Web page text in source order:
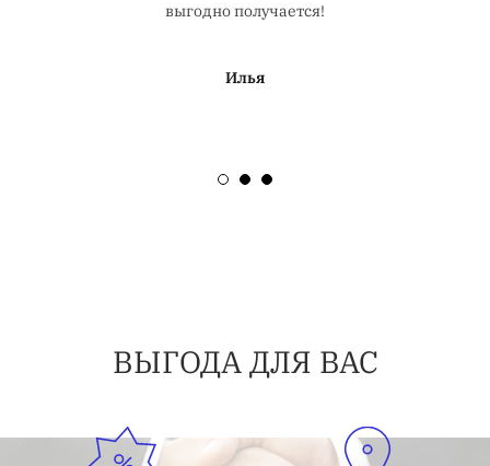
выгодно получается!
Илья
ВЫГОДА ДЛЯ ВАС